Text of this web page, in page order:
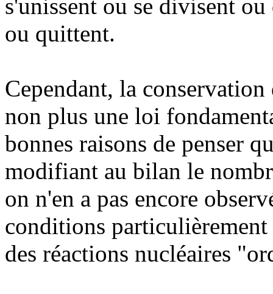
s'unissent ou se divisent
ou quittent.
Cependant, la
non plus une loi
bonnes raisons de penser
modifiant au bilan le
on n'en a pas encore
conditions particulièrement
des réactions nucléaires